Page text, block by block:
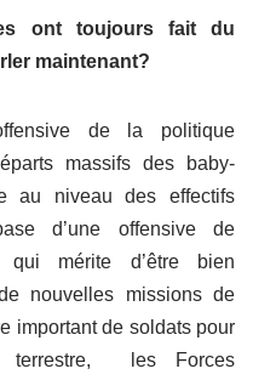
ont toujours fait du
maintenant?
de la politique
massifs des baby-
au niveau des effectifs
d’une offensive de
qui mérite d’être bien
nouvelles missions de
important de soldats pour
terrestre, les Forces